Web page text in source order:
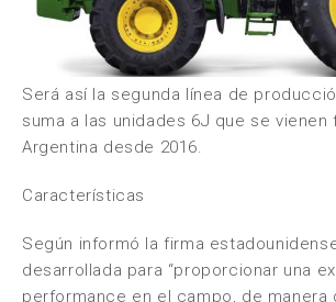
Será así la segunda línea de
suma a las unidades 6J que se vienen
Argentina desde 2016.
Características
Según informó la firma
desarrollada para “proporcionar una
performance en el campo, de manera